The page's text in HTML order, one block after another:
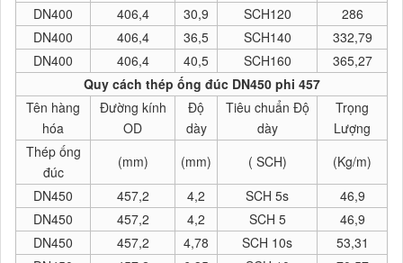
DN400
406,4 30,9 SCH120
286
DN400
406,4 36,5 SCH140
332,79
DN400
406,4 40,5 SCH160
365,27
Quy cách thép ống đúc DN450 phi 457
Tên hàng
hóa
Đường kính
OD
Độ
dày
Tiêu chuẩn Độ
dày
Trọng
Lượng
Thép ống
đúc
(mm) (mm) ( SCH)
(Kg/m)
DN450
457,2 4,2 SCH 5s
46,9
DN450
457,2 4,2 SCH 5
46,9
DN450
457,2 4,78 SCH 10s
53,31